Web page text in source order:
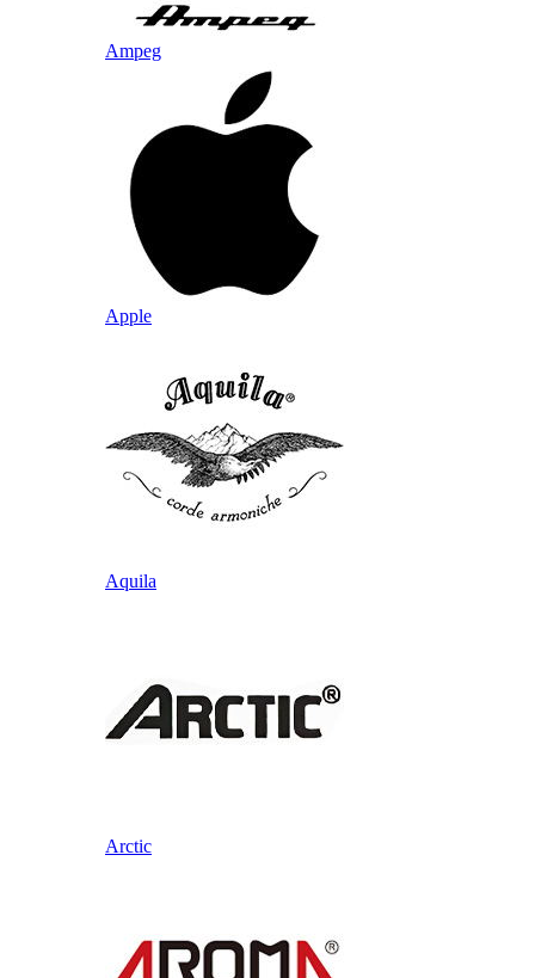
Ampeg
Apple
Aquila
Arctic